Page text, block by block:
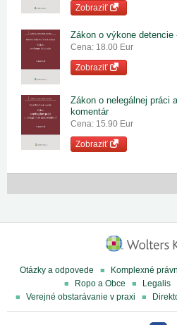
Zobraziť
Zákon o výkone detencie
Cena: 18.00 Eur
Zobraziť
Zákon o nelegálnej práci
komentár
Cena: 15.90 Eur
Zobraziť
Otázky a odpovede Komplexné
Ropo a Obce
Legalis
Verejné obstarávanie v praxi